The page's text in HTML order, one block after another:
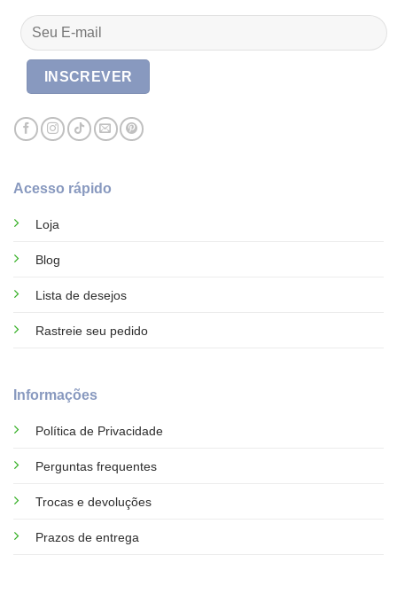
Acesso rápido
Loja
Blog
Lista de desejos
Rastreie seu pedido
Informações
Política de Privacidade
Perguntas frequentes
Trocas e devoluções
Prazos de entrega